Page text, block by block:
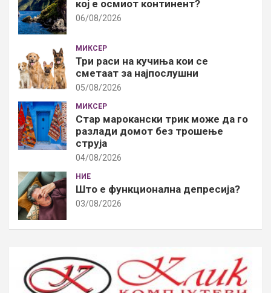
кој е осмиот континент?
06/08/2026
МИКСЕР
Три раси на кучиња кои се
сметаат за најпослушни
05/08/2026
МИКСЕР
Стар марокански трик може да го
разлади домот без трошење
струја
04/08/2026
НИЕ
Што е функционална депресија?
03/08/2026